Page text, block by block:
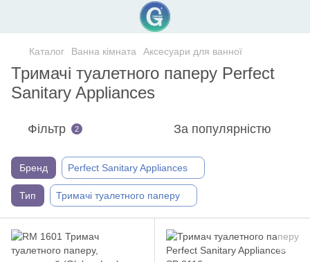
Каталог Ванна кімната Аксесуари для ванної
Тримачі туалетного паперу Perfect
Sanitary Appliances
Фільтр 2 За популярністю
Бренд Perfect Sanitary Appliances
Тип Тримачі туалетного паперу